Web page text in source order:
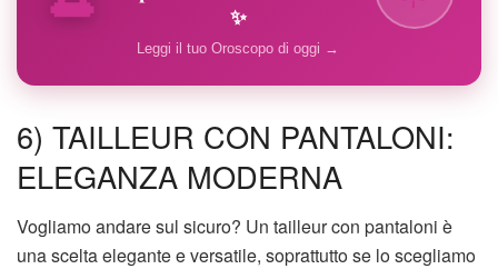
✨
Leggi il tuo Oroscopo di oggi →
6) TAILLEUR CON PANTALONI:
ELEGANZA MODERNA
Vogliamo andare sul sicuro? Un tailleur con pantaloni è
una scelta elegante e versatile, soprattutto se lo scegliamo